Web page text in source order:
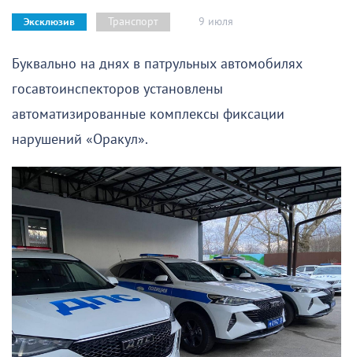
Эксклюзив Транспорт 9 июля
Буквально на днях в патрульных автомобилях
госавтоинспекторов установлены
автоматизированные комплексы фиксации
нарушений «Оракул».